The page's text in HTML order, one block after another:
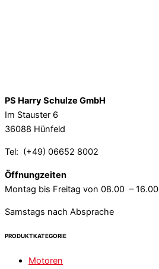
PS Harry Schulze GmbH
Im Stauster 6
36088 Hünfeld
Tel: (+49) 06652 8002
Öffnungzeiten
Montag bis Freitag von 08.00 –
Samstags nach Absprache
PRODUKTKATEGORIE
Motoren